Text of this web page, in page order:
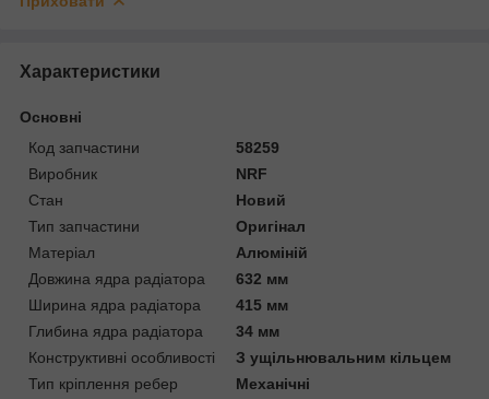
Характеристики
Основні
Код запчастини
58259
Виробник
NRF
Стан
Новий
Тип запчастини
Оригінал
Матеріал
Алюміній
Довжина ядра радіатора
632 мм
Ширина ядра радіатора
415 мм
Глибина ядра радіатора
34 мм
Конструктивні особливості
З ущільнювальним кільцем
Тип кріплення ребер
Механічні